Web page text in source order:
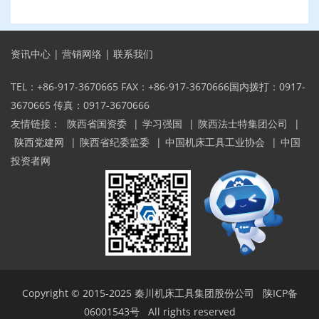
资讯中心 | 营销网络 | 联系我们
TEL：+86-917-3670665 FAX：+86-917-3670666国内拨打：0917-
3670665 传真：0917-3670666
友情链接：
陕西省国资委 | 学习强国 | 陕西法士特集团公司
|
陕西党建网
| 陕西省纪委监委 | 中国机床工具工业协会 | 中国
投资者网
Copyright © 2015-2025 秦川机床工具集团股份公司
陕ICP备
06001543号All rights reserved